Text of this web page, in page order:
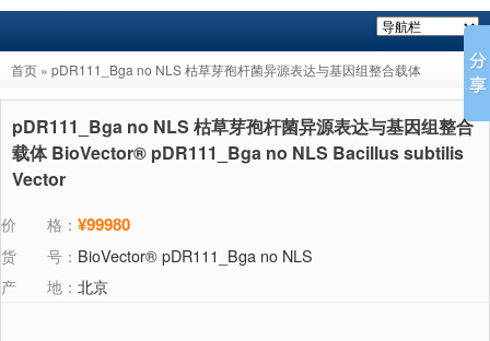
首页 » pDR111_Bga no NLS 枯草芽孢杆菌异源表达与基因组整合载体
BioVector® pDR111_Bga no NLS Bacillus subtilis Vector
pDR111_Bga no NLS 枯草芽孢杆菌异源表达与基因组整合
载体 BioVector® pDR111_Bga no NLS Bacillus subtilis
Vector
价 格： ¥99980
货 号： BioVector® pDR111_Bga no NLS
产 地： 北京